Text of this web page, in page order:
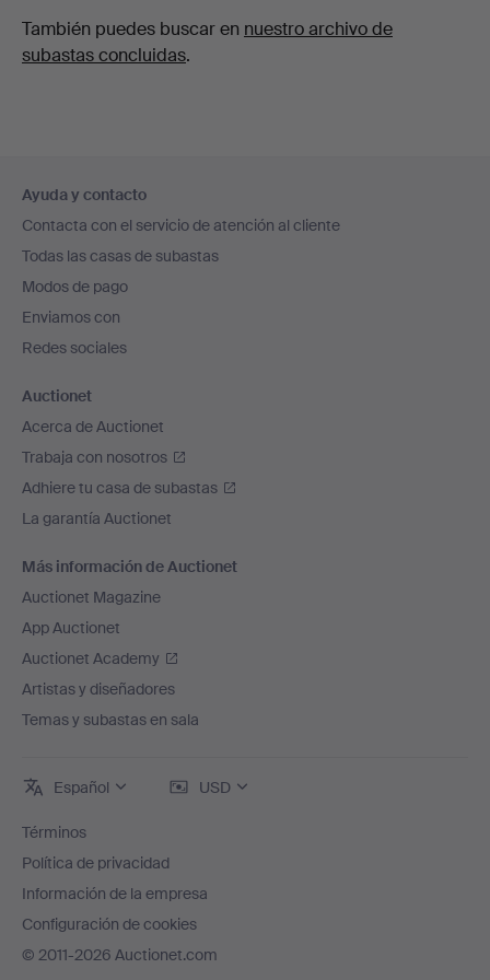
También puedes buscar en nuestro archivo de
subastas concluidas.
en
el
pie
de
página
Ayuda y contacto
Contacta con el servicio de atención al cliente
Todas las casas de subastas
Modos de pago
Enviamos con
Redes sociales
Auctionet
Acerca de Auctionet
Trabaja con nosotros
Adhiere tu casa de subastas
La garantía Auctionet
Más información de Auctionet
Auctionet Magazine
App Auctionet
Auctionet Academy
Artistas y diseñadores
Temas y subastas en sala
Español USD
Términos
Política de privacidad
Información de la empresa
Configuración de cookies
© 2011-2026 Auctionet.com